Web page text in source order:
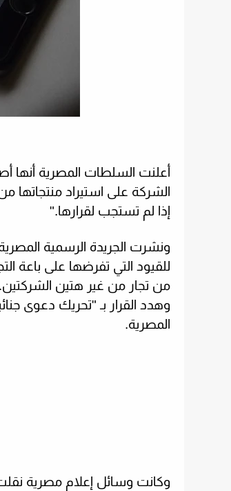
أعلنت السلطات المصرية أنها
الشركة على استيراد
إذا لم تستجب لقرارها".
ونشرت الجريدة الرسمية
للقيود التي تفرضها على باعة
من تجار من غير هتين الشركتين.
المصرية.
وكانت وسائل إعلام مصرية